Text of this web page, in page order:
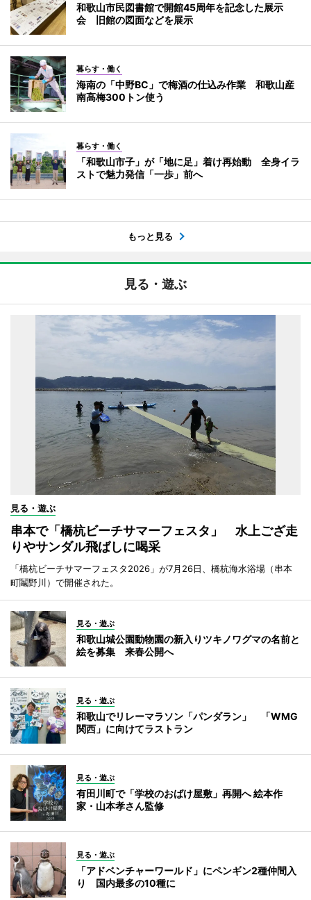
和歌山市民図書館で開館45周年を記念した展示
会 旧館の図面などを展示
暮らす・働く
海南の「中野BC」で梅酒の仕込み作業 和歌山産
南高梅300トン使う
暮らす・働く
「和歌山市子」が「地に足」着け再始動 全身イラ
ストで魅力発信「一歩」前へ
もっと見る
見る・遊ぶ
見る・遊ぶ
串本で「橋杭ビーチサマーフェスタ」 水上ござ走
りやサンダル飛ばしに喝采
「橋杭ビーチサマーフェスタ2026」が7月26日、橋杭海水浴場（串本
町鬮野川）で開催された。
見る・遊ぶ
和歌山城公園動物園の新入りツキノワグマの名前と
絵を募集 来春公開へ
見る・遊ぶ
和歌山でリレーマラソン「パンダラン」 「WMG
関西」に向けてラストラン
見る・遊ぶ
有田川町で「学校のおばけ屋敷」再開へ 絵本作
家・山本孝さん監修
見る・遊ぶ
「アドベンチャーワールド」にペンギン2種仲間入
り 国内最多の10種に